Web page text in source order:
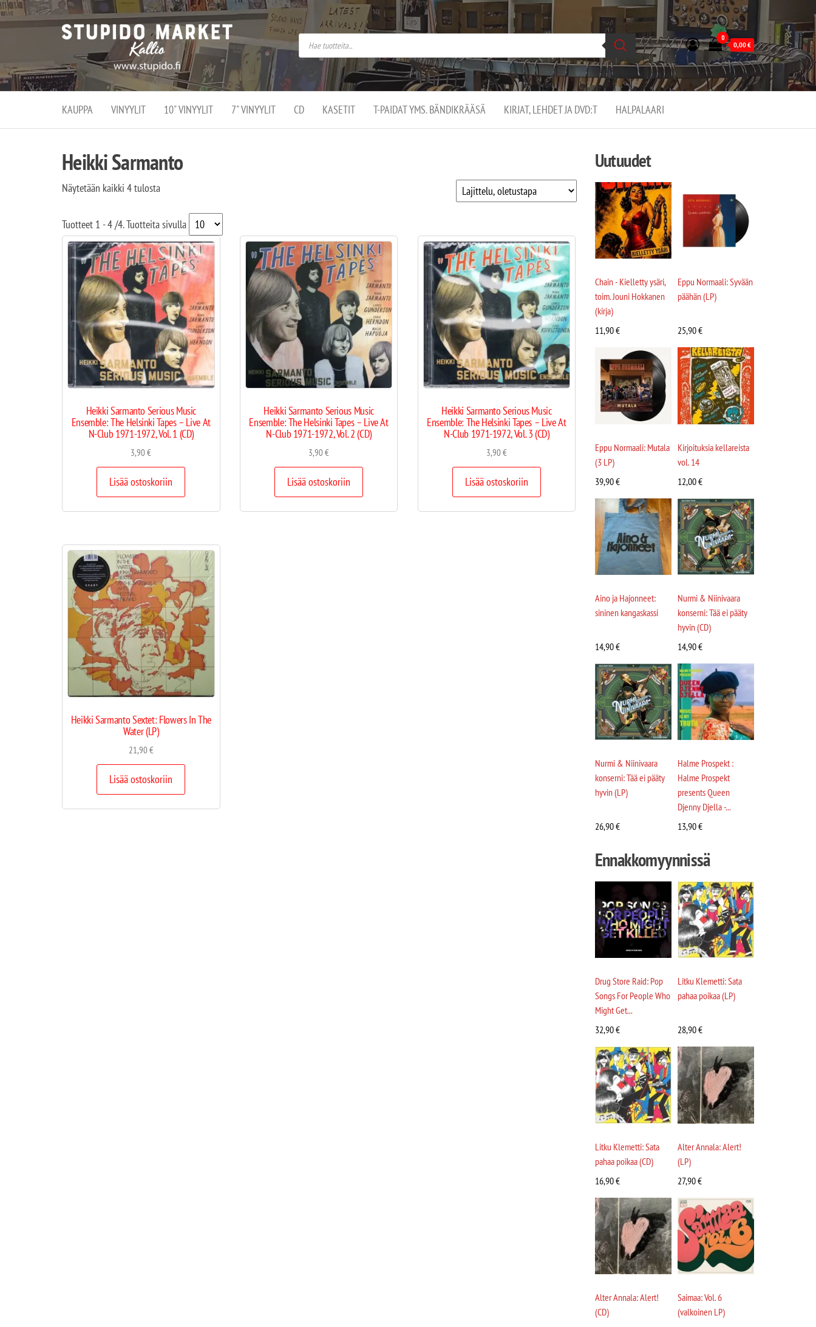
Stupido
Market –
verkossa
ja
kivijalassa
Stupido Market on
vaihtoehtomusaan
erikoistunut
verkko- sekä
kivijalkakauppa
Helsingissä
Kallion
0
0,00€
KAUPPA VINYYLIT 10" VINYYLIT 7" VINYYLIT CD KASETIT T-PAIDAT YMS. BÄNDIKRÄÄSÄ KIRJAT, LEHDET JA DVD:T HALPALAARI
Heikki Sarmanto
Näytetään kaikki 4 tulosta
Tuotteet 1 - 4/4. Tuotteita sivulla
Heikki Sarmanto Serious Music
Ensemble: The Helsinki Tapes – Live At
N-Club 1971-1972, Vol. 1 (CD)
3,90€
Lisää ostoskoriin
Heikki Sarmanto Serious Music
Ensemble: The Helsinki Tapes – Live At
N-Club 1971-1972, Vol. 2 (CD)
3,90€
Lisää ostoskoriin
Heikki Sarmanto Serious Music
Ensemble: The Helsinki Tapes – Live At
N-Club 1971-1972, Vol. 3 (CD)
3,90€
Lisää ostoskoriin
Heikki Sarmanto Sextet: Flowers In The
Water (LP)
21,90€
Lisää ostoskoriin
Uutuudet
Chain - Kielletty ysäri,
toim. Jouni Hokkanen
(kirja)
11,90€
Eppu Normaali: Syvään
päähän (LP)
25,90€
Eppu Normaali: Mutala
(3 LP)
39,90€
Kirjoituksia kellareista
vol. 14
12,00€
Aino ja Hajonneet:
sininen kangaskassi
14,90€
Nurmi & Niinivaara
konserni: Tää ei pääty
hyvin (CD)
14,90€
Nurmi & Niinivaara
konserni: Tää ei pääty
hyvin (LP)
26,90€
Halme Prospekt :
Halme Prospekt
presents Queen
Djenny Djella -...
13,90€
Ennakkomyynnissä
Drug Store Raid: Pop
Songs For People Who
Might Get...
32,90€
Litku Klemetti: Sata
pahaa poikaa (LP)
28,90€
Litku Klemetti: Sata
pahaa poikaa (CD)
16,90€
Alter Annala: Alert!
(LP)
27,90€
Alter Annala: Alert!
(CD)
Saimaa: Vol. 6
(valkoinen LP)